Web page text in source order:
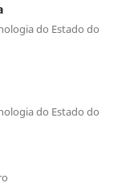
do Estado do
do Estado do